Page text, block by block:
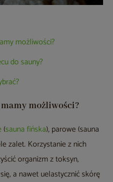
możliwości?
do sauny?
możliwości?
(sauna fińska), parowe (sauna
zalet. Korzystanie z nich
organizm z toksyn,
a nawet uelastycznić skórę